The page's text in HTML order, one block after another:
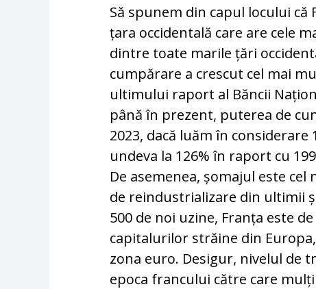
Să spunem din capul locului
țara occidentală care are cele
dintre toate marile țări
cumpărare a crescut cel mai
ultimului raport al Băncii
până în prezent, puterea de
2023, dacă luăm în considerare
undeva la 126% în raport cu
De asemenea, șomajul este
de reindustrializare din ultimii
500 de noi uzine, Franța este
capitalurilor străine din
zona euro. Desigur, nivelul de
epoca francului către care